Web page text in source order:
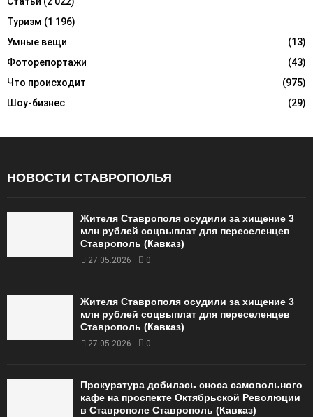
Туризм (1 196)
Умные вещи
(13)
Фоторепортажи
(43)
Что происходит
(975)
Шоу-бизнес
(29)
НОВОСТИ СТАВРОПОЛЬЯ
Жителя Ставрополя осудили за хищение 3
млн рублей соцвыплат для переселенцев
Ставрополь (Кавказ)
27.05.2026 0
Жителя Ставрополя осудили за хищение 3
млн рублей соцвыплат для переселенцев
Ставрополь (Кавказ)
27.05.2026 0
Прокуратура добилась сноса самовольного
кафе на проспекте Октябрьской Революции
в Ставрополе Ставрополь (Кавказ)